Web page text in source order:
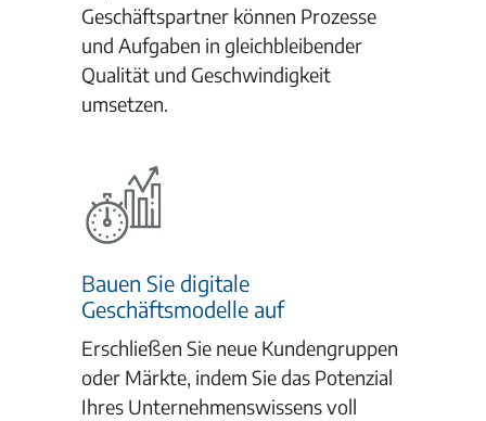
Geschäftspartner können Prozesse
und Aufgaben in gleichbleibender
Qualität und Geschwindigkeit
umsetzen.
Bauen Sie digitale
Geschäftsmodelle auf
Erschließen Sie neue Kundengruppen
oder Märkte, indem Sie das Potenzial
Ihres Unternehmenswissens voll